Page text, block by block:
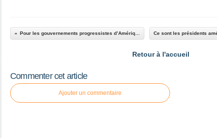
Retour à l'accueil
Commenter cet article
Ajouter un commentaire